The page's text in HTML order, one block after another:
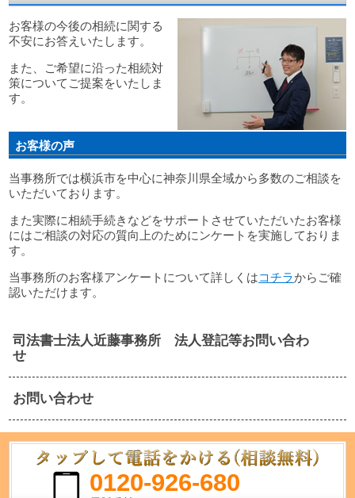
お客様の今後の相続に関する
不安にお答えいたします。
また、ご希望に沿った相続対
策についてご提案をいたしま
す。
お客様の声
当事務所では横浜市を中心に神奈川県全域から多数のご相談を
いただいております。
また実際に相続手続きなどをサポートさせていただいたお客様
にはご相談の対応の質向上のためにンケートを実施しておりま
す。
当事務所のお客様アンケートについて詳しくはコチラからご確
認いただけます。
司法書士法人近藤事務所 法人登記等お問い合わ
せ
お問い合わせ
0120-926-680